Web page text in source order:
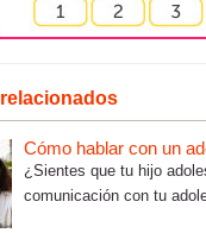
relacionados
Cómo hablar con un
¿Sientes que tu hijo
comunicación con tu